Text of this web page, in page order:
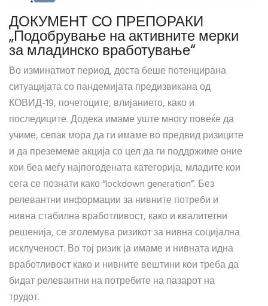
ДОКУМЕНТ СО ПРЕПОРАКИ
„Подобрување на активните мерки
за младинско вработување“
Во изминатиот период, доста беше потенцирана
ситуацијата со пандемијата предизвикана од
КОВИД-19, почетоците, влијанието, како и
последиците. Додека имаме уште многу повеќе да
учиме, сепак мора да ги имаме во предвид ризиците
и да преземеме акција со цел да ги поддржиме оние
кои беа меѓу најпогодената категорија, младите кои
сега се познати како “lockdown generation”. Без
релевантни информации за нивните потреби и
нивна стабилна вработливост, како и квалитетни
решенија, се зголемува ризикот за нивна социјална
исклученост. Во тој ризик ја имаме и нивната идна
вработливост како и нивните вештини кои треба да
бидат релевантни на потребите на пазарот на
трудот.